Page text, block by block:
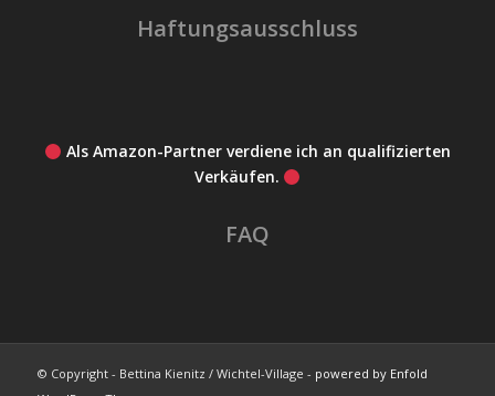
Haftungsausschluss
Als Amazon-Partner verdiene ich an qualifizierten
Verkäufen.
FAQ
© Copyright - Bettina Kienitz / Wichtel-Village - powered by Enfold